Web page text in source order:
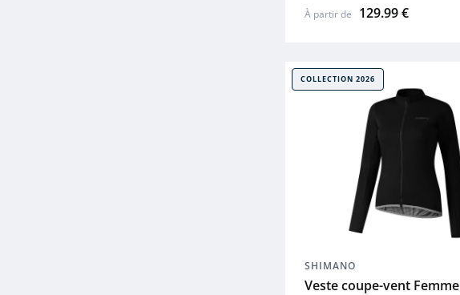
À partir de 129.99 €
COLLECTION 2026
SHIMANO
Veste coupe-vent Femme